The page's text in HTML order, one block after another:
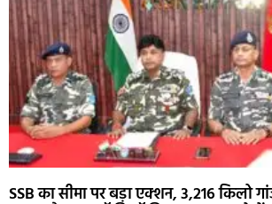
SSB का सीमा पर बड़ा एक्शन, 3,216 किलो